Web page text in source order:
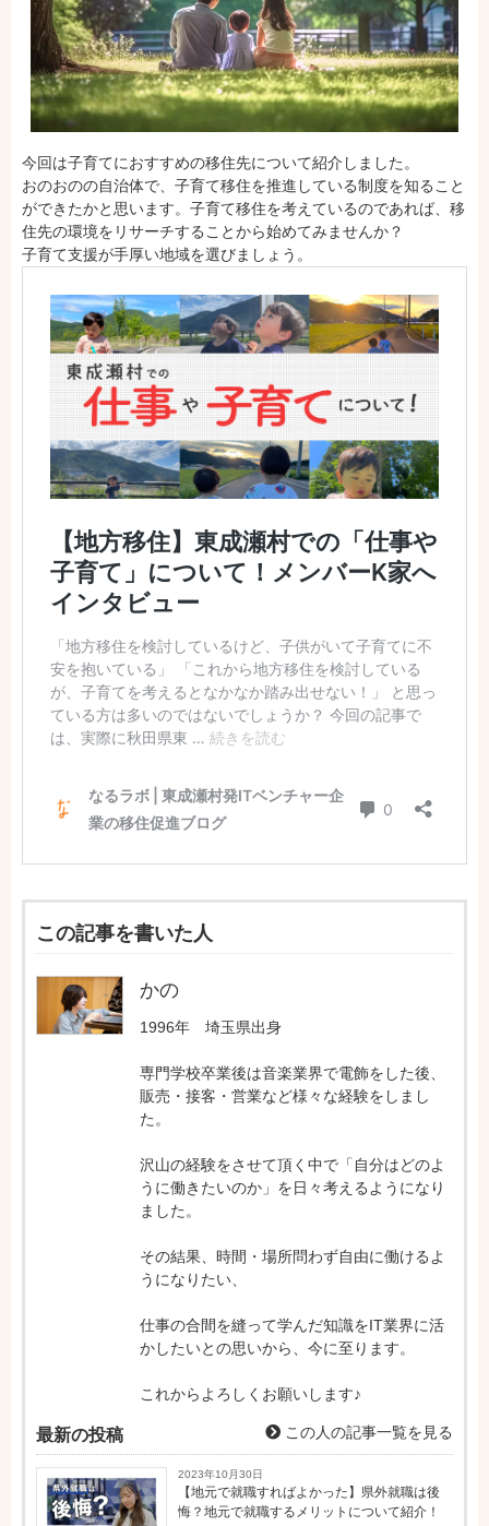
今回は子育てにおすすめの移住先について紹介しました。
おのおのの自治体で、子育て移住を推進している制度を知ること
ができたかと思います。子育て移住を考えているのであれば、移
住先の環境をリサーチすることから始めてみませんか？
子育て支援が手厚い地域を選びましょう。
この記事を書いた人
かの
1996年 埼玉県出身
専門学校卒業後は音楽業界で電飾をした後、
販売・接客・営業など様々な経験をしまし
た。
沢山の経験をさせて頂く中で「自分はどのよ
うに働きたいのか」を日々考えるようになり
ました。
その結果、時間・場所問わず自由に働けるよ
うになりたい、
仕事の合間を縫って学んだ知識をIT業界に活
かしたいとの思いから、今に至ります。
これからよろしくお願いします♪
最新の投稿 この人の記事一覧を見る
2023年10月30日
【地元で就職すればよかった】県外就職は後
悔？地元で就職するメリットについて紹介！